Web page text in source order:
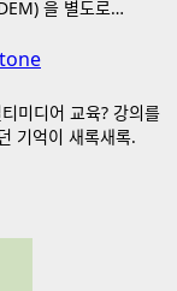
을 별도로…
미디어 교육? 강의를
기억이 새록새록.